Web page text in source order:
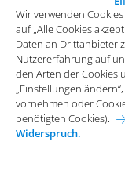
Karriere
Wir verwenden
auf „Alle Cookies
Daten an Drittanbieter
Nutzererfahrung auf
den Arten der Cookies
„Einstellungen
vornehmen oder
benötigten Cookies).
Widerspruch.
vornehmen oder
benötigten Cookies).
Widerspruch.
Diese
Funktion